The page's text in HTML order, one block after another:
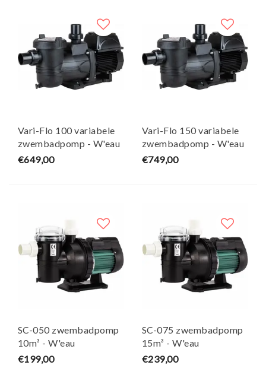
Vari-Flo 100 variabele
zwembadpomp - W'eau
€649,00
Vari-Flo 150 variabele
zwembadpomp - W'eau
€749,00
SC-050 zwembadpomp
10m³ - W'eau
€199,00
SC-075 zwembadpomp
15m³ - W'eau
€239,00